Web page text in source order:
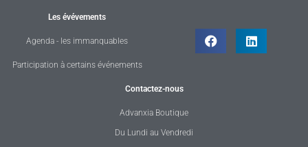
Les évévements
Agenda - les immanquables
Participation à certains événements
Contactez-nous
Advanxia Boutique
Du Lundi au Vendredi